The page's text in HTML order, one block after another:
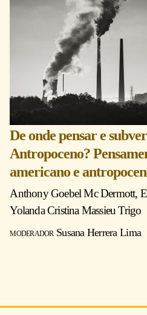
De onde pensar e
Antropoceno?
americano e
Anthony Goebel Mc Dermott,
Yolanda Cristina Massieu Trigo
moderadorSusana Herrera Lima